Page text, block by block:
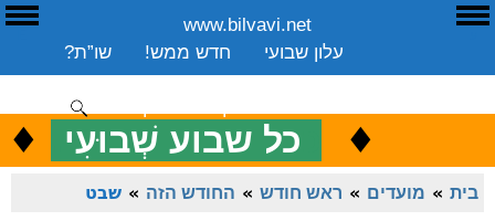
www.bilvavi.net
שו”ת?
חדש ממש!
עלון שבועי
שיעורים שבועי
ספרים
ארכיון
סקירה כללית
ENGLISH ♦ כל שבוע שְׁבוּעִי ♦
בית » מועדים » ראש חודש » החודש הזה » שבט